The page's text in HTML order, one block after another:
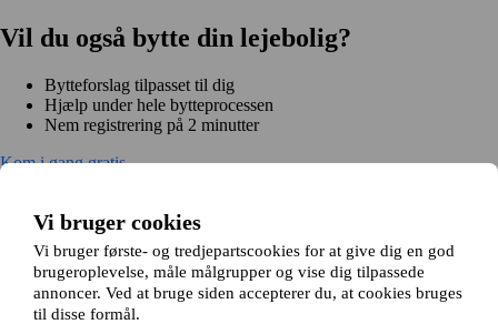
Vi bruger cookies
Vi bruger første- og tredjepartscookies for at give dig en god
brugeroplevelse, måle målgrupper og vise dig tilpassede
annoncer. Ved at bruge siden accepterer du, at cookies bruges
til disse formål.
Vil du også bytte din lejebolig?
Bytteforslag tilpasset til dig
Hjælp under hele bytteprocessen
Nem registrering på 2 minutter
Kom i gang gratis
Læs mere
Nyheder og tips
Om Hjembytte.dk
Om osGenerelle vilkår og betingelser Behandling af
personoplysninger CookiepolitikSitemap